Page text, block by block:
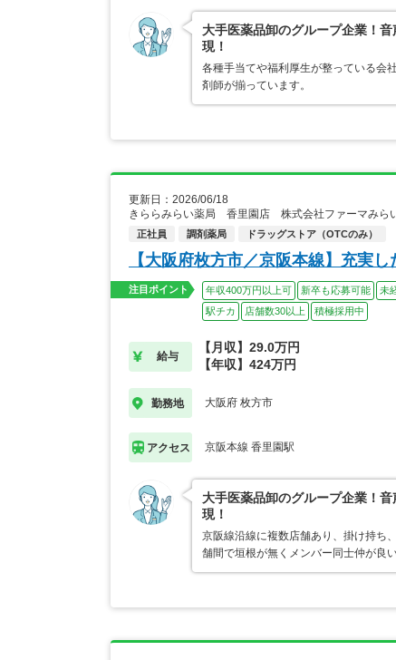
大手医薬品卸のグループ企業！
現！
各種手当てや福利厚生が整っている会
剤師が揃っています。
更新日：2026/06/18
きららみらい薬局 香里園店 株式会社ファーマみら
正社員 調剤薬局 ドラッグストア（OTCのみ）
【大阪府枚方市／京阪本線】充実
注目ポイント 年収400万円以上可 新卒も応募可能 未
駅チカ
店舗数30以上 積極採用中
給与
【月収】29.0万円
【年収】424万円
勤務地 大阪府 枚方市
アクセス 京阪本線 香里園駅
大手医薬品卸のグループ企業！
現！
京阪線沿線に複数店舗あり、掛け持ち
舗間で垣根が無くメンバー同士仲が良